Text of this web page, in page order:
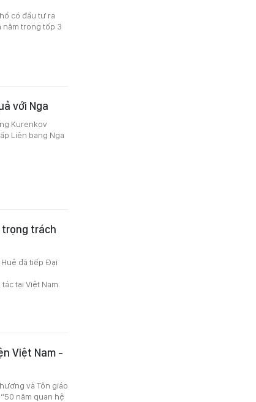
có đầu tư ra
nằm trong tốp 3
với Nga
Kurenkov
Liên bang Nga
trọng trách
đã tiếp Đại
tại Việt Nam.
Việt Nam -
và Tôn giáo
năm quan hệ